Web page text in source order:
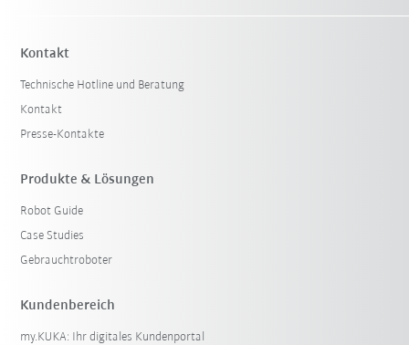
Kontakt
Technische Hotline und Beratung
Kontakt
Presse-Kontakte
Produkte & Lösungen
Robot Guide
Case Studies
Gebrauchtroboter
Kundenbereich
my.KUKA: Ihr digitales Kundenportal